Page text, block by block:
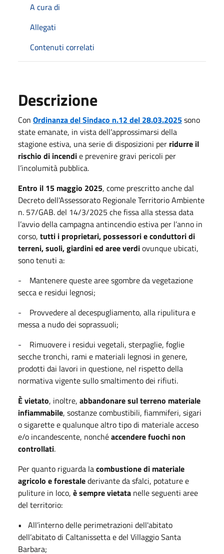
A cura di
Allegati
Contenuti correlati
Descrizione
Con Ordinanza del Sindaco n.12 del 28.03.2025sono
state emanate, in vista dell’approssimarsi della
stagione estiva, una serie di disposizioni per ridurre il
rischio di incendie prevenire gravi pericoli per
l’incolumità pubblica.
Entro il 15 maggio 2025, come prescritto anche dal
Decreto dell'Assessorato Regionale Territorio Ambiente
n. 57/GAB. del 14/3/2025 che fissa alla stessa data
l’avvio della campagna antincendio estiva per l’anno in
corso, tutti i proprietari, possessori e conduttori di
terreni, suoli, giardini ed aree verdiovunque ubicati,
sono tenuti a:
- Mantenere queste aree sgombre da vegetazione
secca e residui legnosi;
- Provvedere al decespugliamento, alla ripulitura e
messa a nudo dei soprassuoli;
- Rimuovere i residui vegetali, sterpaglie, foglie
secche tronchi, rami e materiali legnosi in genere,
prodotti dai lavori in questione, nel rispetto della
normativa vigente sullo smaltimento dei rifiuti.
È vietato, inoltre, abbandonare sul terreno materiale
infiammabile, sostanze combustibili, fiammiferi, sigari
o sigarette e qualunque altro tipo di materiale acceso
e/o incandescente, nonchéaccendere fuochi non
controllati.
Per quanto riguarda lacombustione di materiale
agricolo e forestalederivante da sfalci, potature e
puliture in loco, è sempre vietata nelle seguenti aree
del territorio:
• All’interno delle perimetrazioni dell'abitato
dell’abitato di Caltanissetta e del Villaggio Santa
Barbara;